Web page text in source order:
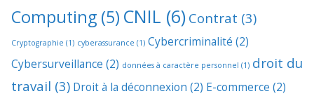
Computing (5) CNIL (6) Contrat (3)
Cryptographie (1) cyberassurance (1) Cybercriminalité (2)
Cybersurveillance (2) données à caractère personnel (1) droit du
travail (3) Droit à la déconnexion (2) E-commerce (2)